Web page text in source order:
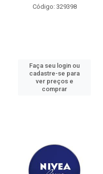
Código: 329398
Faça seu login ou
cadastre-se para
ver preços e
comprar